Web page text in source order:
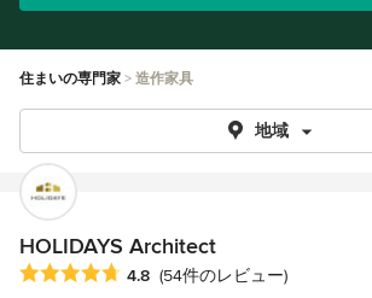
住まいの専門家 造作家具
地域
HOLIDAYS Architect
平均評価：5つ星中 星4.8
4.8 (54件のレビュー)